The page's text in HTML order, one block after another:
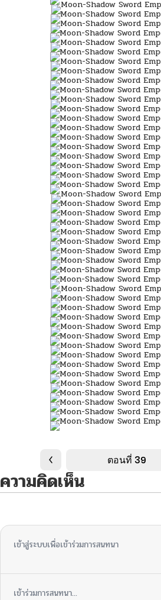
ตอนที่ 39
ความคิดเห็น
เข้าสู่ระบบเพื่อเข้าร่วมการสนทนา
เข้าร่วมการสนทนา...